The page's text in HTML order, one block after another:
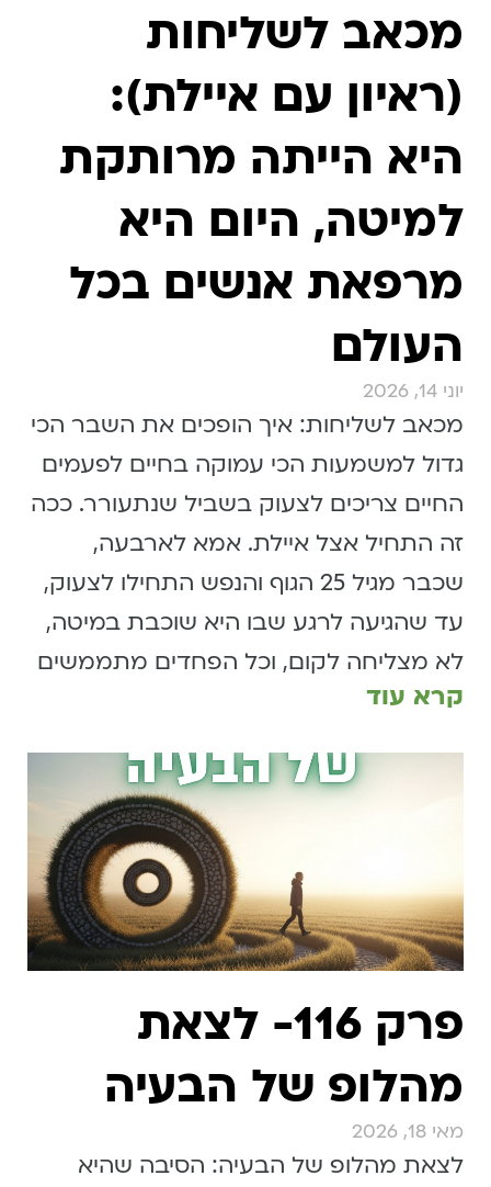
מכאב לשליחות
(ראיון עם איילת):
היא הייתה מרותקת
למיטה, היום היא
מרפאת אנשים בכל
העולם
יוני 14, 2026
מכאב לשליחות: איך הופכים את השבר הכי
גדול למשמעות הכי עמוקה בחיים לפעמים
החיים צריכים לצעוק בשביל שנתעורר. ככה
זה התחיל אצל איילת. אמא לארבעה,
שכבר מגיל 25 הגוף והנפש התחילו לצעוק,
עד שהגיעה לרגע שבו היא שוכבת במיטה,
לא מצליחה לקום, וכל הפחדים מתממשים
קרא עוד
פרק 116- לצאת
מהלופ של הבעיה
מאי 18, 2026
לצאת מהלופ של הבעיה: הסיבה שהיא